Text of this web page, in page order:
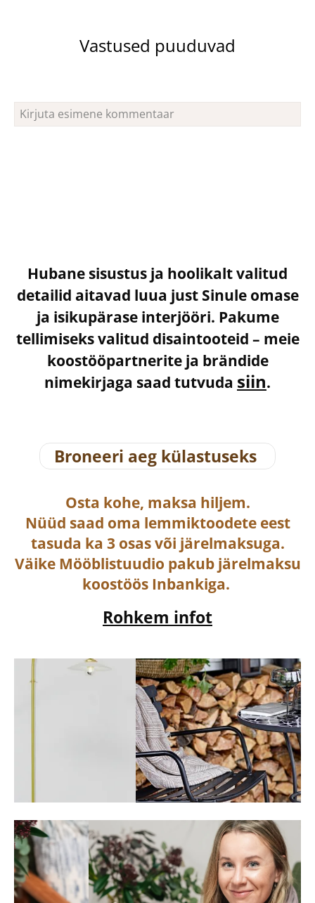
Vastused puuduvad
Hubane sisustus ja hoolikalt valitud
detailid aitavad luua just Sinule omase
ja isikupärase interjööri. Pakume
tellimiseks valitud disaintooteid – meie
koostööpartnerite ja brändide
nimekirjaga saad tutvuda siin.
Broneeri aeg külastuseks
Osta kohe, maksa hiljem.
Nüüd saad oma lemmiktoodete eest
tasuda ka 3 osas või järelmaksuga.
Väike Mööblistuudio pakub järelmaksu
koostöös Inbankiga.
Rohkem infot